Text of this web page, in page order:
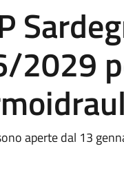
2029
aperte dal 13